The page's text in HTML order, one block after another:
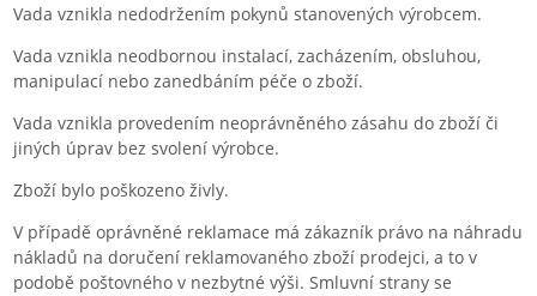
Vada vznikla nedodržením pokynů stanovených výrobcem.
Vada vznikla neodbornou instalací, zacházením, obsluhou,
manipulací nebo zanedbáním péče o zboží.
Vada vznikla provedením neoprávněného zásahu do zboží či
jiných úprav bez svolení výrobce.
Zboží bylo poškozeno živly.
V případě oprávněné reklamace má zákazník právo na náhradu
nákladů na doručení reklamovaného zboží prodejci, a to v
podobě poštovného v nezbytné výši. Smluvní strany se